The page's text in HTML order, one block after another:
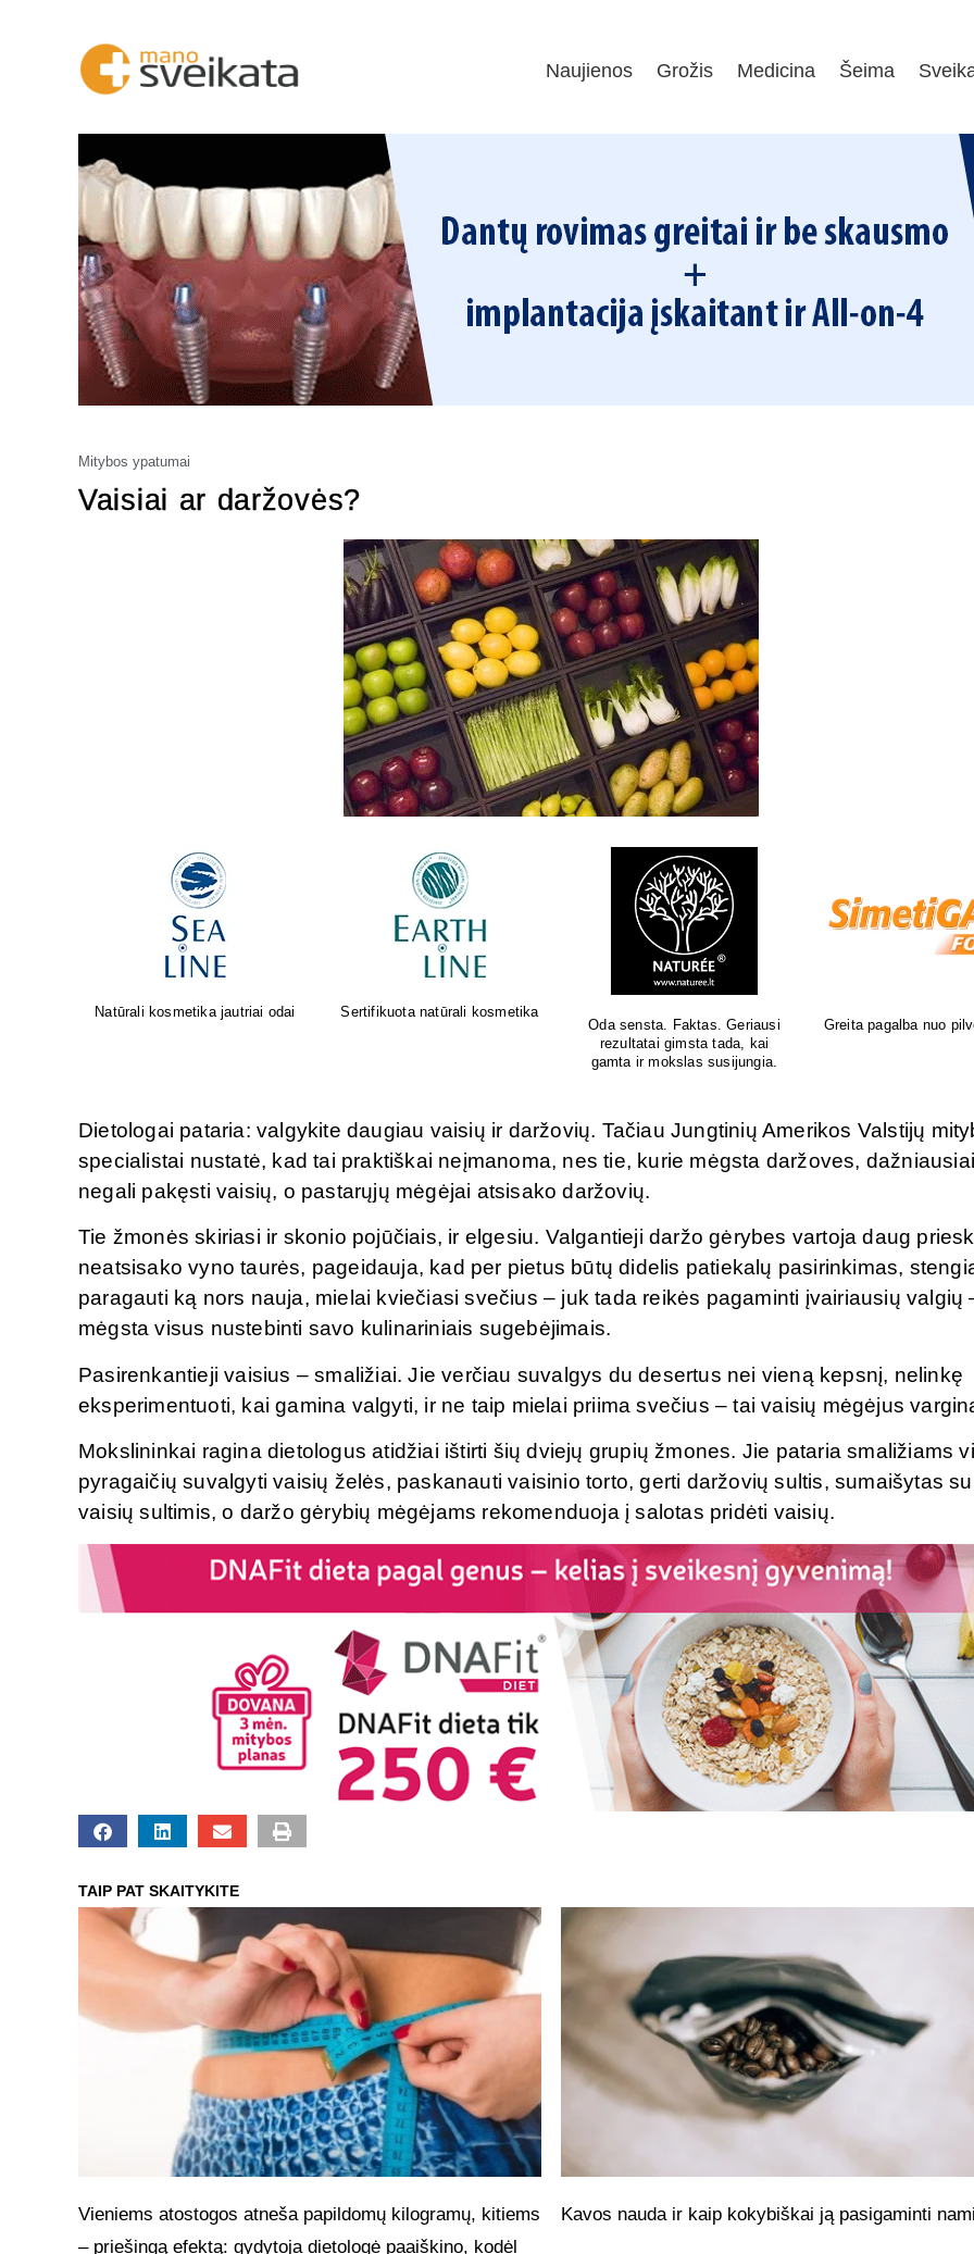
Naujienos Grožis Medicina Šeima
Mitybos ypatumai
Vaisiai ar daržovės?
Oda sensta. Faktas. Geriausi
Dietologai pataria: valgykite daugiau vaisių ir daržovių. Tačiau Jungtinių Amerikos Valstijų
specialistai nustatė, kad tai praktiškai neįmanoma, nes tie, kurie mėgsta daržoves,
negali pakęsti vaisių, o pastarųjų mėgėjai atsisako daržovių.
Tie žmonės skiriasi ir skonio pojūčiais, ir elgesiu. Valgantieji daržo gėrybes vartoja daug
neatsisako vyno taurės, pageidauja, kad per pietus būtų didelis patiekalų pasirinkimas,
paragauti ką nors nauja, mielai kviečiasi svečius – juk tada reikės pagaminti įvairiausių valgių
mėgsta visus nustebinti savo kulinariniais sugebėjimais.
Pasirenkantieji vaisius – smaližiai. Jie verčiau suvalgys du desertus nei vieną kepsnį, nelinkę
eksperimentuoti, kai gamina valgyti, ir ne taip mielai priima svečius – tai vaisių mėgėjus
Mokslininkai ragina dietologus atidžiai ištirti šių dviejų grupių žmones. Jie pataria smaližiams
pyragaičių suvalgyti vaisių želės, paskanauti vaisinio torto, gerti daržovių sultis, sumaišytas su
vaisių sultimis, o daržo gėrybių mėgėjams rekomenduoja į salotas pridėti vaisių.
TAIP PAT SKAITYKITE
Vieniems atostogos atneša papildomų kilogramų, kitiems
– priešingą efektą: gydytoja dietologė paaiškino, kodėl
Kavos nauda ir kaip kokybiškai ją pasigaminti